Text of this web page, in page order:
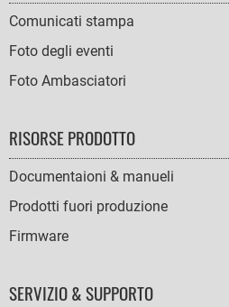
Comunicati stampa
Foto degli eventi
Foto Ambasciatori
RISORSE PRODOTTO
Documentaioni & manueli
Prodotti fuori produzione
Firmware
SERVIZIO & SUPPORTO